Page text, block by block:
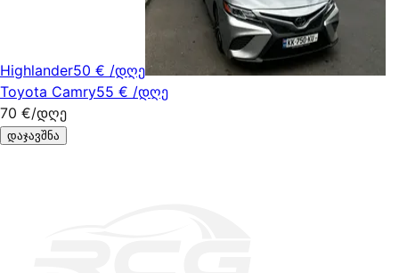
Highlander50 € /დღე
Toyota Camry55 € /დღე
70 €/დღე
დაჯავშნა